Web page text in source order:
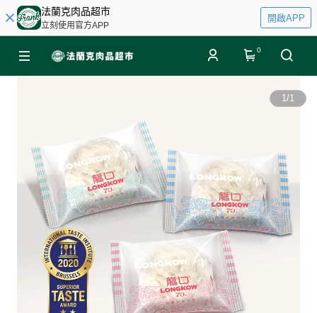
法蘭克肉品超市
立刻使用官方APP
開啟APP
0
1/1